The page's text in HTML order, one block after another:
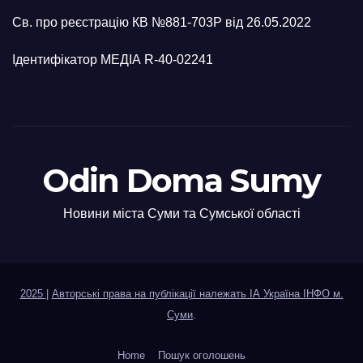
Св. про реєстрацію КВ №881-703Р від 26.05.2022
Ідентифікатор МЕДІА R-40-02241
Odin Doma Sumy
Новини міста Суми та Сумської області
2025
Авторські права на публікації належать ІА Україна ІНФО м.
Суми.
Home Пошук оголошень